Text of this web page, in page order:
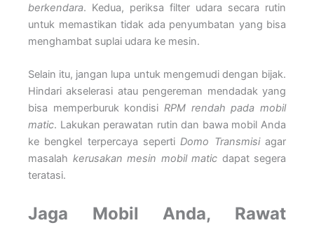
berkendara. Kedua, periksa filter udara secara rutin
untuk memastikan tidak ada penyumbatan yang bisa
menghambat suplai udara ke mesin.
Selain itu, jangan lupa untuk mengemudi dengan bijak.
Hindari akselerasi atau pengereman mendadak yang
bisa memperburuk kondisi RPM rendah pada mobil
matic. Lakukan perawatan rutin dan bawa mobil Anda
ke bengkel terpercaya sepertiDomo Transmisiagar
masalah kerusakan mesin mobil matic dapat segera
teratasi.
Jaga Mobil Anda, Rawat